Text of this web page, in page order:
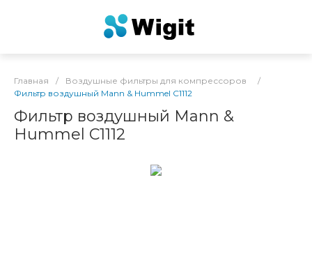
Главная / Воздушные фильтры для компрессоров
/
Фильтр воздушный Mann & Hummel C1112
Фильтр воздушный Mann &
Hummel C1112